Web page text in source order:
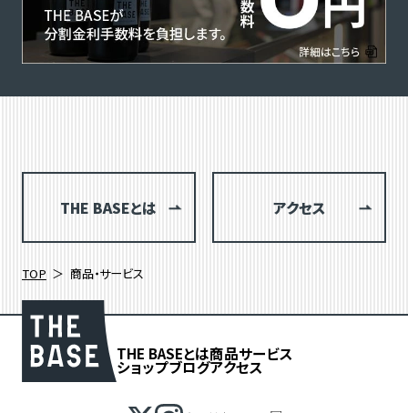
THE BASEとは アクセス
TOP 商品・サービス
THE BASEとは商品サービス
ショップブログアクセス